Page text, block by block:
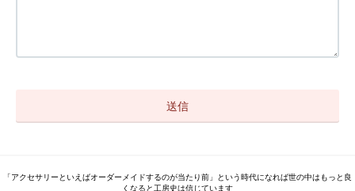
「アクセサリーといえばオーダーメイドするのが当たり前」という時代になれば世の中はもっと良
くなると工房史は信じています